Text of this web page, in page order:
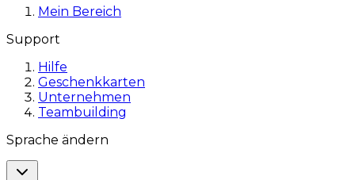
Mein Bereich
Support
Hilfe
Geschenkkarten
Unternehmen
Teambuilding
Sprache ändern